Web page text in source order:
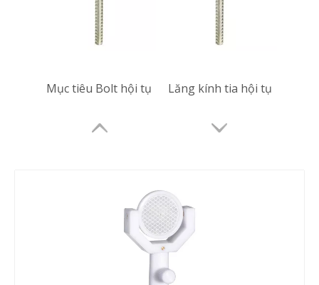
Mục tiêu Bolt hội tụ Lăng kính tia hội tụ